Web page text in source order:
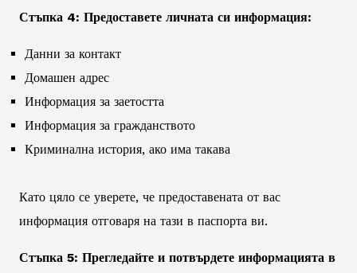
Стъпка 4: Предоставете личната си информация:
Данни за контакт
Домашен адрес
Информация за заетостта
Информация за гражданството
Криминална история, ако има такава
Като цяло се уверете, че предоставената от вас
информация отговаря на тази в паспорта ви.
Стъпка 5: Прегледайте и потвърдете информацията в